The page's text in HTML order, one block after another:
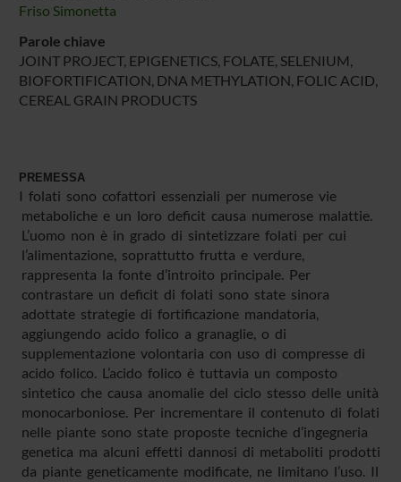
Friso Simonetta
Parole chiave
JOINT PROJECT, EPIGENETICS, FOLATE, SELENIUM,
BIOFORTIFICATION, DNA METHYLATION, FOLIC ACID,
CEREAL GRAIN PRODUCTS
PREMESSA
I folati sono cofattori essenziali per numerose vie
metaboliche e un loro deficit causa numerose malattie.
L’uomo non è in grado di sintetizzare folati per cui
l’alimentazione, soprattutto frutta e verdure,
rappresenta la fonte d’introito principale. Per
contrastare un deficit di folati sono state sinora
adottate strategie di fortificazione mandatoria,
aggiungendo acido folico a granaglie, o di
supplementazione volontaria con uso di compresse di
acido folico. L’acido folico è tuttavia un composto
sintetico che causa anomalie del ciclo stesso delle unità
monocarboniose. Per incrementare il contenuto di folati
nelle piante sono state proposte tecniche d’ingegneria
genetica ma alcuni effetti dannosi di metaboliti prodotti
da piante geneticamente modificate, ne limitano l’uso. Il